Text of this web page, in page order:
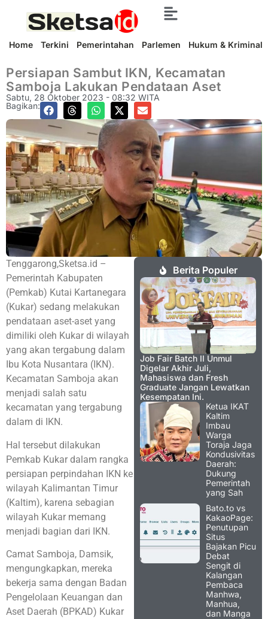
Home Terkini Pemerintahan Parlemen Hukum & Kriminal
Persiapan Sambut IKN, Kecamatan
Samboja Lakukan Pendataan Aset
Sabtu, 28 Oktober 2023 - 08:32 WITA
Bagikan:
Tenggarong,Sketsa.id –
Pemerintah Kabupaten
(Pemkab) Kutai Kartanegara
(Kukar) sedang melakukan
pendataan aset-aset yang
dimiliki oleh Kukar di wilayah
yang akan tergabung dalam
Ibu Kota Nusantara (IKN).
Kecamatan Samboja akan
menjadi salah satu
kecamatan yang tergabung
dalam di IKN.
Hal tersebut dilakukan
Pemkab Kukar dalam rangka
persiapan perpindahan IKN ke
wilayah Kalimantan Timur
(Kaltim), karena sebagian
wilayah Kukar memang
menjadi bagian dari IKN.
Camat Samboja, Damsik,
mengungkapkan, mereka
bekerja sama dengan Badan
Pengelolaan Keuangan dan
Aset Daerah (BPKAD) Kukar
Berita Populer
Job Fair Batch II Unmul
Digelar Akhir Juli,
Mahasiswa dan Fresh
Graduate Jangan Lewatkan
Kesempatan Ini.
Ketua IKAT
Kaltim
Imbau
Warga
Toraja Jaga
Kondusivitas
Daerah:
Dukung
Pemerintah
yang Sah
Bato.to vs
KakaoPage:
Penutupan
Situs
Bajakan Picu
Debat
Sengit di
Kalangan
Pembaca
Manhwa,
Manhua,
dan Manga